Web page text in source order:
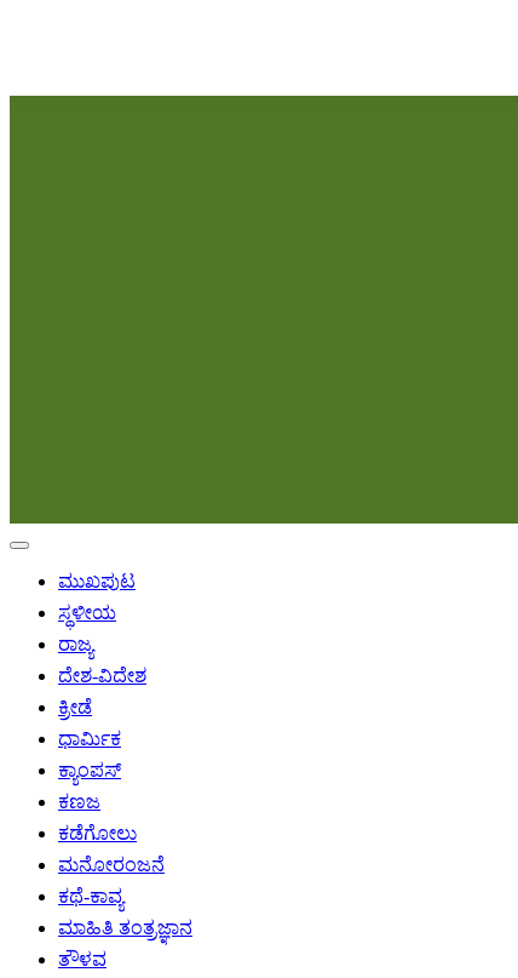
ಮುಖಪುಟ
ಸ್ಥಳೀಯ
ರಾಜ್ಯ
ದೇಶ-ವಿದೇಶ
ಕ್ರೀಡೆ
ಧಾರ್ಮಿಕ
ಕ್ಯಾಂಪಸ್
ಕಣಜ
ಕಡೆಗೋಲು
ಮನೋರಂಜನೆ
ಕಥೆ-ಕಾವ್ಯ
ಮಾಹಿತಿ ತಂತ್ರಜ್ಞಾನ
ತೌಳವ